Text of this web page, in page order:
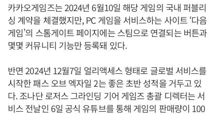
카카오게임즈는 2024년 6월10일 해당 게임의 국내 퍼블리
싱 계약을 체결했지만, PC 게임을 서비스하는 사이트 ‘다음
게임’의 스톰게이트 페이지에는 스팀으로 연결되는 버튼과
몇몇 커뮤니티 기능만 등록돼 있다.
반면 2024년 12월7일 얼리액세스 형태로 글로벌 서비스를
시작한 패스 오브 엑자일 2는 좋은 초반 성적을 거두고 있
다. 조나단 로저스 그라인딩 기어 게임즈 총괄 디렉터는 서
비스 전날인 6일 공식 유튜브를 통해 게임의 판매량이 100